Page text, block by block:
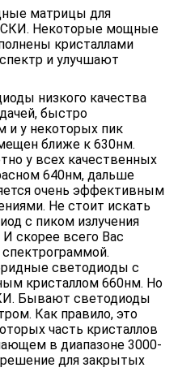
матрицы для
Некоторые мощные
кристаллами
и улучшают
низкого качества
быстро
и у некоторых пик
ближе к 630нм.
у всех качественных
640нм, дальше
очень эффективным
Не стоит искать
с пиком излучения
скорее всего Вас
светодиоды с
кристаллом 660нм. Но
Бывают светодиоды
Как правило, это
часть кристаллов
в диапазоне 3000-
для закрытых